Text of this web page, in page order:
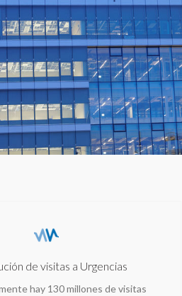
de visitas a Urgencias
hay 130 millones de visitas